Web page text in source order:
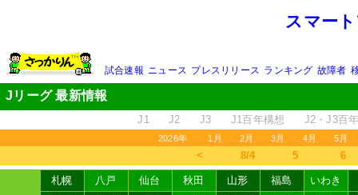
スマー
試合速報 ニュース プレスリリース ランキング 故障者
Jリーグ 最新情報
J1 J2 J3 J1百年構想 J2・J3百
2026年 1月 2月 3月 4月 5月
＜ 8/4 5 6
札幌 八戸 仙台 秋田 山形 福島
いわき